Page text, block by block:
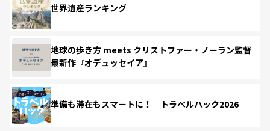
世界遺産ランキング
地球の歩き方 meets クリストファー・ノーラン監督
最新作『オデュッセイア』
準備も滞在もスマートに！ トラベルハック2026